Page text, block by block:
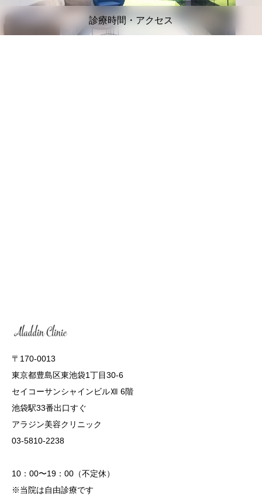
診療時間・アクセス
〒170-0013
東京都豊島区東池袋1丁目30-6
セイコーサンシャインビルⅫ 6階
池袋駅33番出口すぐ
アラジン美容クリニック
03-5810-2238
10：00〜19：00（不定休）
※当院は自由診療です